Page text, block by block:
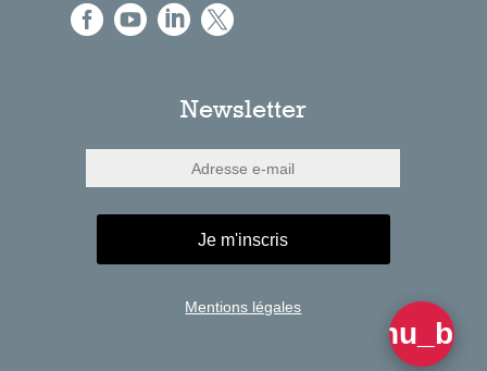
   
Newsletter
Je m'inscris
Mentions légales